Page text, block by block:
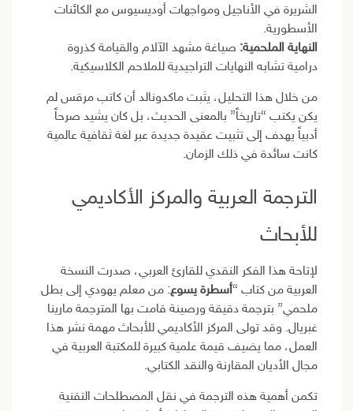
الشريرة في الأناجيل ومواجهات أوديسيوس مع الكائنات
الأسطورية.
النهاية الملحمية: صياغة مشهد الآلام والقيامة كذروة
درامية تشابه النهايات التراجيدية للملاحم الكلاسيكية.
من خلال هذا التحليل، يثبت ماكدونالد أن كاتب مرقس لم
يكن يكتب “تاريخاً” بالمعنى الحديث، بل كان يشيد صرحاً
أدبياً يهدف إلى تثبيت عقيدة جديدة عبر لغة ثقافية عالمية
كانت سائدة في ذلك الزمان.
الترجمة العربية والمركز الأكاديمي
للأبحاث
لإتاحة هذا الفكر النقدي للقارئ العربي، صدرت النسخة
العربية من كتاب “أسطرة يسوع: من معلم يهودي إلى بطل
ملحمي” بترجمة دقيقة ورصينة قامت بها المترجمة مارينا
غبريال. وقد تولى المركز الأكاديمي للأبحاث مهمة نشر هذا
العمل، مما يضيف قيمة علمية كبيرة للمكتبة العربية في
مجال الأديان المقارنة والنقد الكتابي.
تكمن أهمية هذه الترجمة في نقل المصطلحات التقنية